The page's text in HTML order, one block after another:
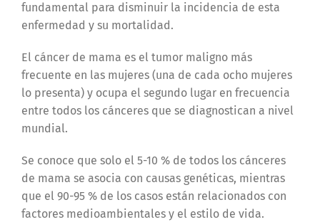
fundamental para disminuir la incidencia de esta
enfermedad y su mortalidad.
El cáncer de mama es el tumor maligno más
frecuente en las mujeres (una de cada ocho mujeres
lo presenta) y ocupa el segundo lugar en frecuencia
entre todos los cánceres que se diagnostican a nivel
mundial.
Se conoce que solo el 5-10 % de todos los cánceres
de mama se asocia con causas genéticas, mientras
que el 90-95 % de los casos están relacionados con
factores medioambientales y el estilo de vida.